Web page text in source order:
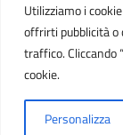
Utilizziamo i
offrirti pubblicità o
traffico. Cliccando
cookie.
Personalizza
Tel.: +39
Fax : +39